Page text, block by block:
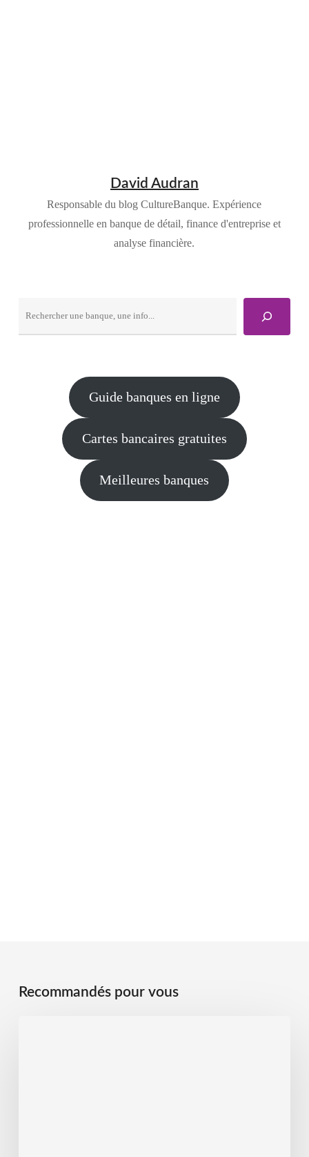
David Audran
Responsable du blog CultureBanque. Expérience
professionnelle en banque de détail, finance d'entreprise et
analyse financière.
Guide banques en ligne
Cartes bancaires gratuites
Meilleures banques
Recommandés pour vous